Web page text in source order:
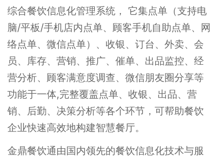
综合餐饮信息化管理系统， 它集点单（支持电
脑/平板/手机店内点单、顾客手机自助点单、网
络点单、微信点单）、收银、订台、外卖、会
员、库存、营销、推广、催单、出品监控、经
营分析、顾客满意度调查、微信朋友圈分享等
功能于一体,完整覆盖点单、收银、出品、营
销、后勤、决策分析等各个环节，可帮助餐饮
企业快速高效地构建智慧餐厅。
金鼎餐饮通由国内领先的餐饮信息化技术与服